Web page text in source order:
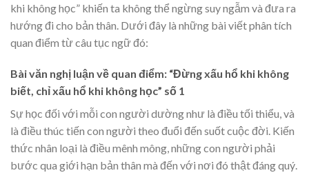
khi không học” khiến ta không thể ngừng suy ngẫm và đưa ra
hướng đi cho bản thân. Dưới đây là những bài viết phân tích
quan điểm từ câu tục ngữ đó:
Bài văn nghị luận về quan điểm: “Đừng xấu hổ khi không
biết, chỉ xấu hổ khi không học” số 1
Sự học đối với mỗi con người dường như là điều tối thiểu, và
là điều thúc tiến con người theo đuổi đến suốt cuộc đời. Kiến
thức nhân loại là điều mênh mông, những con người phải
bước qua giới hạn bản thân mà đến với nơi đó thật đáng quý.